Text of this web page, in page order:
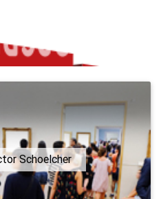
Schoelcher